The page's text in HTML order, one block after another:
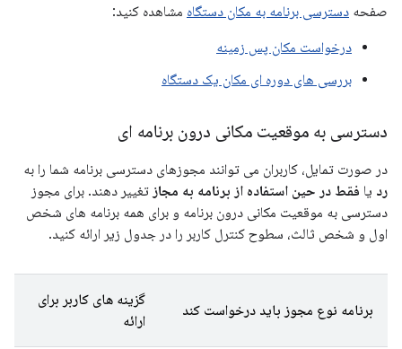
صفحه دسترسی برنامه به مکان دستگاه مشاهده کنید:
درخواست مکان پس زمینه
بررسی های دوره ای مکان یک دستگاه
دسترسی به موقعیت مکانی درون برنامه ای
در صورت تمایل، کاربران می توانند مجوزهای دسترسی برنامه شما را به
رد یا فقط در حین استفاده از برنامه به مجاز تغییر دهند. برای مجوز
دسترسی به موقعیت مکانی درون برنامه و برای همه برنامه های شخص
اول و شخص ثالث، سطوح کنترل کاربر را در جدول زیر ارائه کنید.
برنامه نوع مجوز باید درخواست کند
گزینه های کاربر برای
ارائه